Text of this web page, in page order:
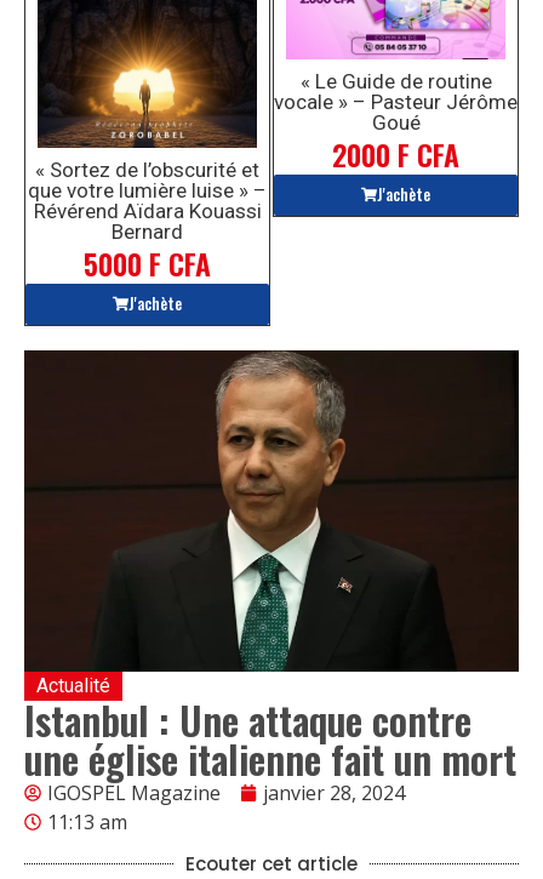
« Sortez de l’obscurité et
que votre lumière luise » –
Révérend Aïdara Kouassi
Bernard
5000 F CFA
J'achète
« Le Guide de routine
vocale » – Pasteur Jérôme
Goué
2000 F CFA
J'achète
Actualité
Istanbul : Une attaque contre
une église italienne fait un mort
IGOSPEL Magazine
janvier 28, 2024
11:13 am
Ecouter cet article